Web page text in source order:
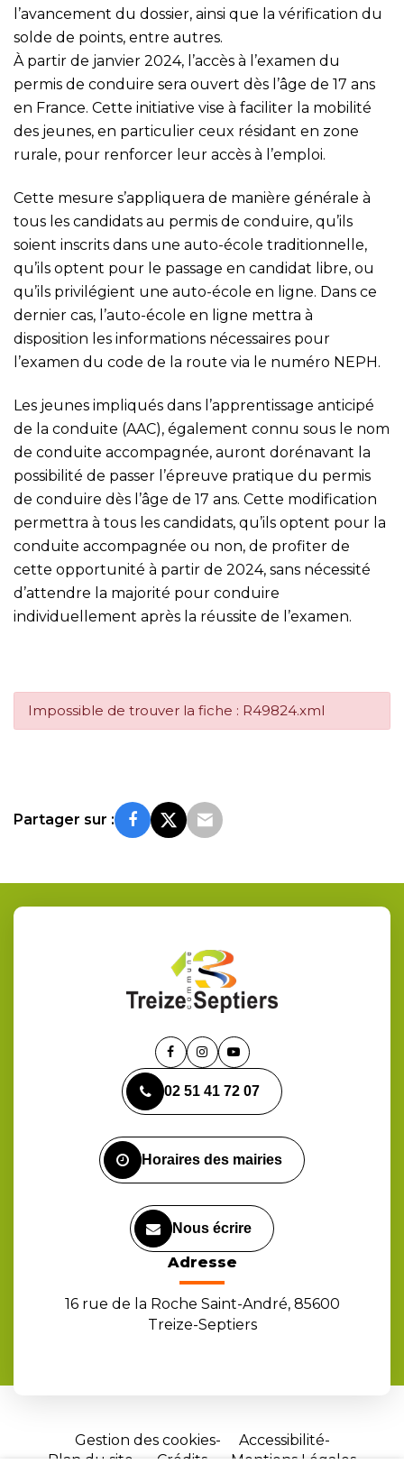
l’avancement du dossier, ainsi que la vérification du
solde de points, entre autres.
À partir de janvier 2024, l’accès à l’examen du
permis de conduire sera ouvert dès l’âge de 17 ans
en France. Cette initiative vise à faciliter la mobilité
des jeunes, en particulier ceux résidant en zone
rurale, pour renforcer leur accès à l’emploi.
Cette mesure s’appliquera de manière générale à
tous les candidats au permis de conduire, qu’ils
soient inscrits dans une auto-école traditionnelle,
qu’ils optent pour le passage en candidat libre, ou
qu’ils privilégient une auto-école en ligne. Dans ce
dernier cas, l’auto-école en ligne mettra à
disposition les informations nécessaires pour
l’examen du code de la route via le numéro NEPH.
Les jeunes impliqués dans l’apprentissage anticipé
de la conduite (AAC), également connu sous le nom
de conduite accompagnée, auront dorénavant la
possibilité de passer l’épreuve pratique du permis
de conduire dès l’âge de 17 ans. Cette modification
permettra à tous les candidats, qu’ils optent pour la
conduite accompagnée ou non, de profiter de
cette opportunité à partir de 2024, sans nécessité
d’attendre la majorité pour conduire
individuellement après la réussite de l’examen.
Impossible de trouver la fiche : R49824.xml
Partager sur :
Lien
le
compte
Lien
le
compte
Lien
la
chaîne
02 51 41 72 07
Horaires des mairies
Nous écrire
Adresse
16 rue de la Roche Saint-André, 85600
Treize-Septiers
Gestion des cookies
Accessibilité
Plan du site
Crédits Mentions Légales